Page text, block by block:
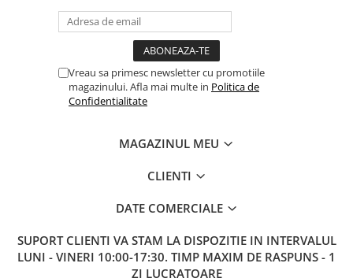
Vreau sa primesc newsletter cu promotiile
magazinului. Afla mai multe in Politica de
Confidentialitate
MAGAZINUL MEU
CLIENTI
DATE COMERCIALE
SUPORT CLIENTI VA STAM LA DISPOZITIE IN INTERVALUL
LUNI - VINERI 10:00-17:30. TIMP MAXIM DE RASPUNS - 1
ZI LUCRATOARE